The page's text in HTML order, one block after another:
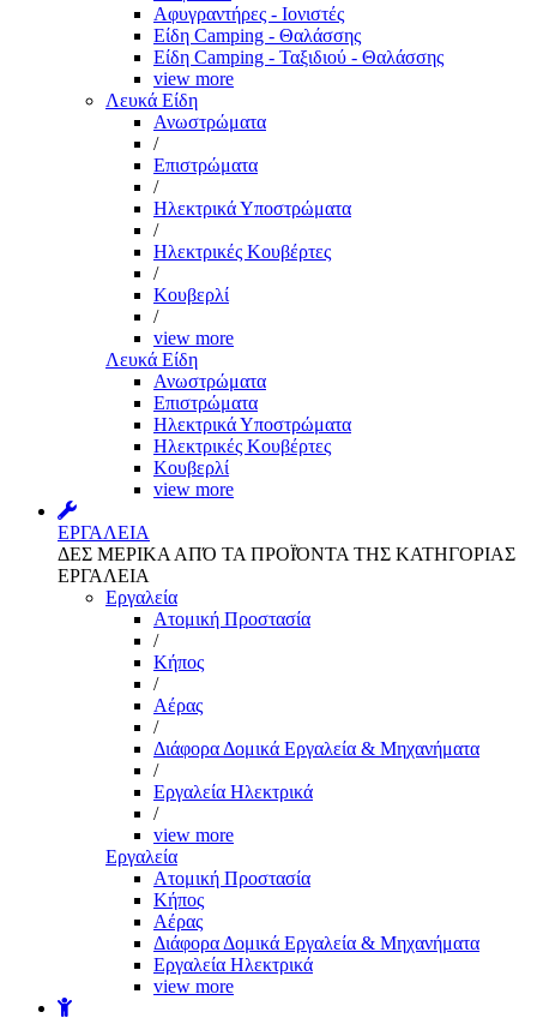
Αφυγραντήρες - Ιονιστές
Είδη Camping - Θαλάσσης
Είδη Camping - Ταξιδιού - Θαλάσσης
view more
Λευκά Είδη
Ανωστρώματα
/
Επιστρώματα
/
Ηλεκτρικά Υποστρώματα
/
Ηλεκτρικές Κουβέρτες
/
Κουβερλί
/
view more
Λευκά Είδη
Ανωστρώματα
Επιστρώματα
Ηλεκτρικά Υποστρώματα
Ηλεκτρικές Κουβέρτες
Κουβερλί
view more
ΕΡΓΑΛΕΙΑ
ΔΕΣ ΜΕΡΙΚΑ ΑΠΌ ΤΑ ΠΡΟΪΌΝΤΑ ΤΗΣ ΚΑΤΗΓΟΡΙΑΣ
ΕΡΓΑΛΕΙΑ
Εργαλεία
Aτομική Προστασία
/
Kήπος
/
Αέρας
/
Διάφορα Δομικά Εργαλεία & Μηχανήματα
/
Εργαλεία Ηλεκτρικά
/
view more
Εργαλεία
Aτομική Προστασία
Kήπος
Αέρας
Διάφορα Δομικά Εργαλεία & Μηχανήματα
Εργαλεία Ηλεκτρικά
view more